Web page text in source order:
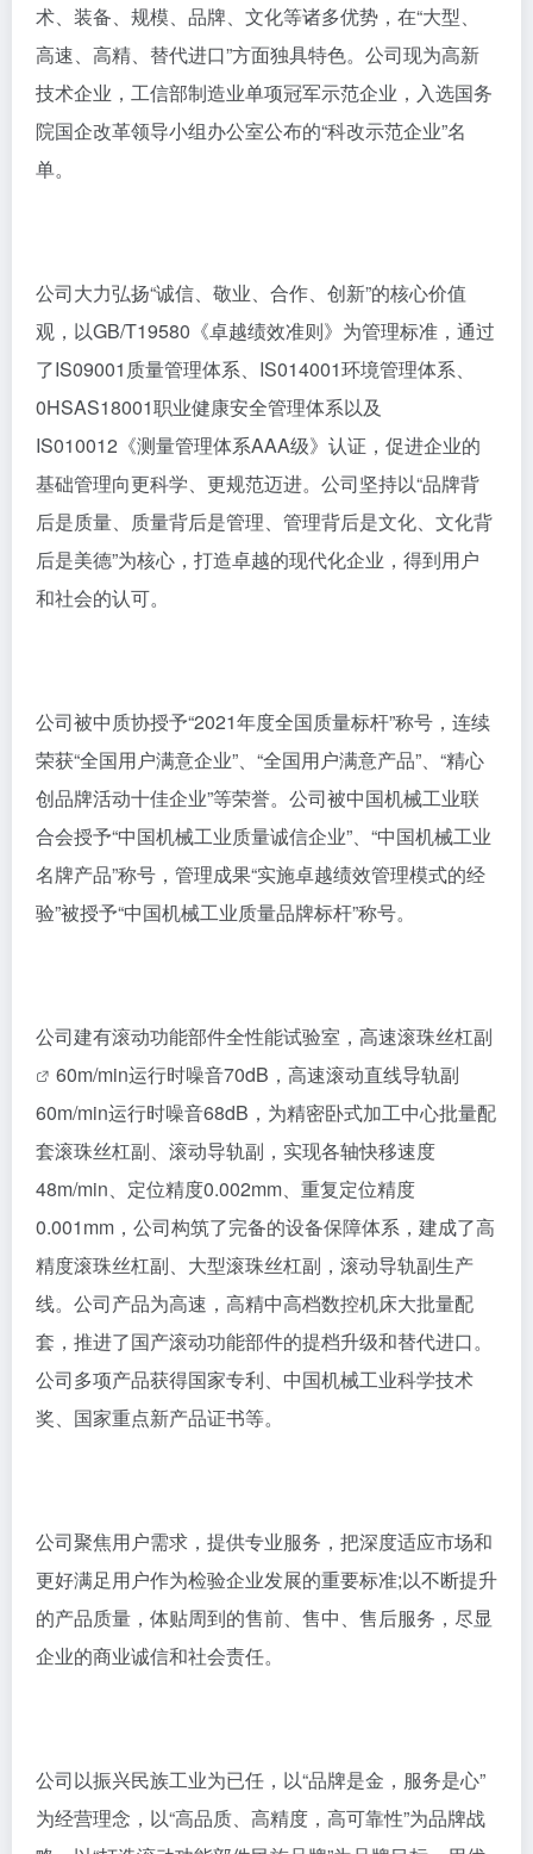
术、装备、规模、品牌、文化等诸多优势，在“大型、
高速、高精、替代进口”方面独具特色。公司现为高新
技术企业，工信部制造业单项冠军示范企业，入选国务
院国企改革领导小组办公室公布的“科改示范企业”名
单。
公司大力弘扬“诚信、敬业、合作、创新”的核心价值
观，以GB/T19580《卓越绩效准则》为管理标准，通过
了IS09001质量管理体系、IS014001环境管理体系、
0HSAS18001职业健康安全管理体系以及
IS010012《测量管理体系AAA级》认证，促进企业的
基础管理向更科学、更规范迈进。公司坚持以“品牌背
后是质量、质量背后是管理、管理背后是文化、文化背
后是美德”为核心，打造卓越的现代化企业，得到用户
和社会的认可。
公司被中质协授予“2021年度全国质量标杆”称号，连续
荣获“全国用户满意企业”、“全国用户满意产品”、“精心
创品牌活动十佳企业”等荣誉。公司被中国机械工业联
合会授予“中国机械工业质量诚信企业”、“中国机械工业
名牌产品”称号，管理成果“实施卓越绩效管理模式的经
验”被授予“中国机械工业质量品牌标杆”称号。
公司建有滚动功能部件全性能试验室，高速滚珠丝杠副
60m/min运行时噪音70dB，高速滚动直线导轨副
60m/min运行时噪音68dB，为精密卧式加工中心批量配
套滚珠丝杠副、滚动导轨副，实现各轴快移速度
48m/min、定位精度0.002mm、重复定位精度
0.001mm，公司构筑了完备的设备保障体系，建成了高
精度滚珠丝杠副、大型滚珠丝杠副，滚动导轨副生产
线。公司产品为高速，高精中高档数控机床大批量配
套，推进了国产滚动功能部件的提档升级和替代进口。
公司多项产品获得国家专利、中国机械工业科学技术
奖、国家重点新产品证书等。
公司聚焦用户需求，提供专业服务，把深度适应市场和
更好满足用户作为检验企业发展的重要标准;以不断提升
的产品质量，体贴周到的售前、售中、售后服务，尽显
企业的商业诚信和社会责任。
公司以振兴民族工业为已任，以“品牌是金，服务是心”
为经营理念，以“高品质、高精度，高可靠性”为品牌战